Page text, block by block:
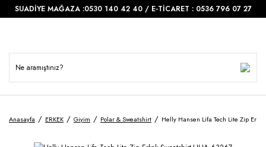
SUADİYE MAĞAZA :0530 140 42 40 / E-TİCARET : 0536 796 07 27
Anasayfa ERKEK Giyim Polar & Sweatshirt Helly Hansen Lifa Tech Lite Zip